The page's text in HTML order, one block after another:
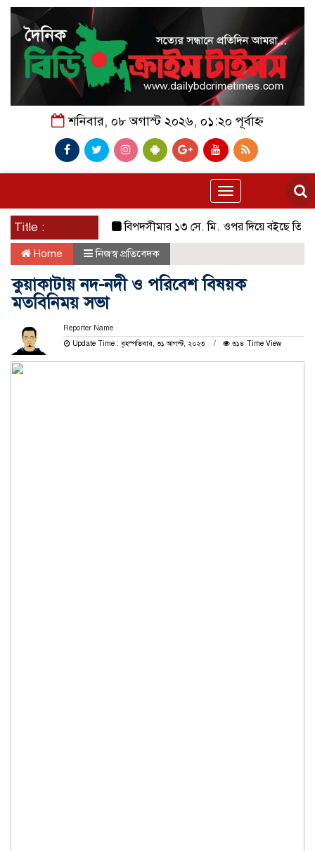
শনিবার, ০৮ অগাস্ট ২০২৬, ০১:২০ পূর্বাহ্ন
Toggle
navigation
Title : বিপদসীমার ১৩ সে. মি. ওপর দিয়ে বইছে তিস্তার পানি
Home নিজস্ব প্রতিবেদক
কুয়াকাটায় নদ-নদী ও পরিবেশ বিষয়ক
মতবিনিময় সভা
Reporter Name
Update Time : বৃহস্পতিবার, ৩১ আগস্ট, ২০২৩
৩১৪ Time View